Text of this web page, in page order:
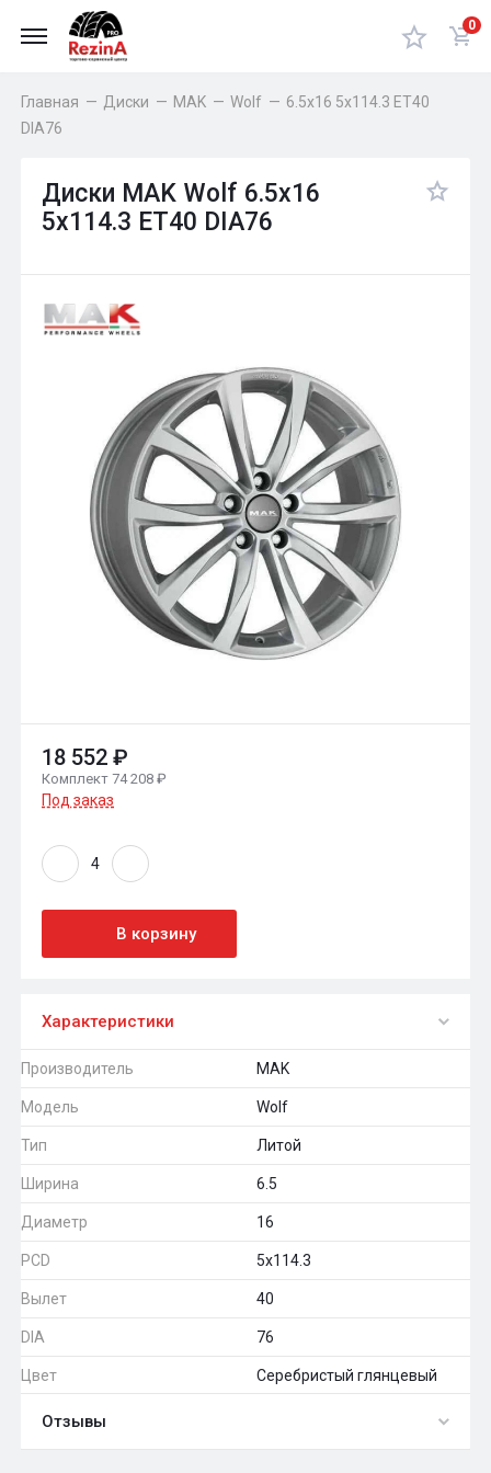
0
Главная — Диски — MAK — Wolf — 6.5x16 5x114.3 ET40
DIA76
Диски MAK Wolf 6.5x16
5x114.3 ET40 DIA76
18 552 ₽
Комплект 74 208 ₽
Под заказ
В корзину
Характеристики
Производитель MAK
Модель Wolf
Тип Литой
Ширина 6.5
Диаметр 16
PCD 5x114.3
Вылет 40
DIA 76
Цвет Серебристый глянцевый
Отзывы